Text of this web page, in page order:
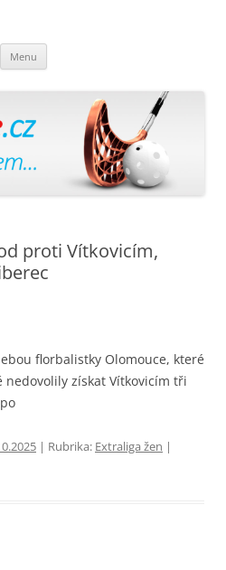
Menu
webu
proti Vítkovicím,
florbalistky Olomouce, které
nedovolily získat Vítkovicím tři
| Rubrika: Extraliga žen |